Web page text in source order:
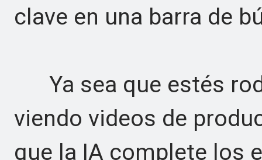
clave en una barra de
Ya sea que estés
viendo videos de
que la IA complete los